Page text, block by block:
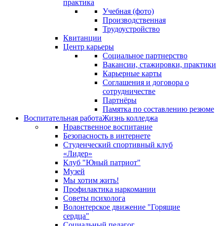
практика
Учебная (фото)
Производственная
Трудоустройство
Квитанции
Центр карьеры
Социальное партнерство
Вакансии, стажировки, практики
Карьерные карты
Соглашения и договора о
сотрудничестве
Партнёры
Памятка по составлению резюме
Воспитательная работаЖизнь колледжа
Нравственное воспитание
Безопасность в интернете
Студенческий спортивный клуб
«Лидер»
Клуб "Юный патриот"
Музей
Мы хотим жить!
Профилактика наркомании
Советы психолога
Волонтерское движение "Горящие
сердца"